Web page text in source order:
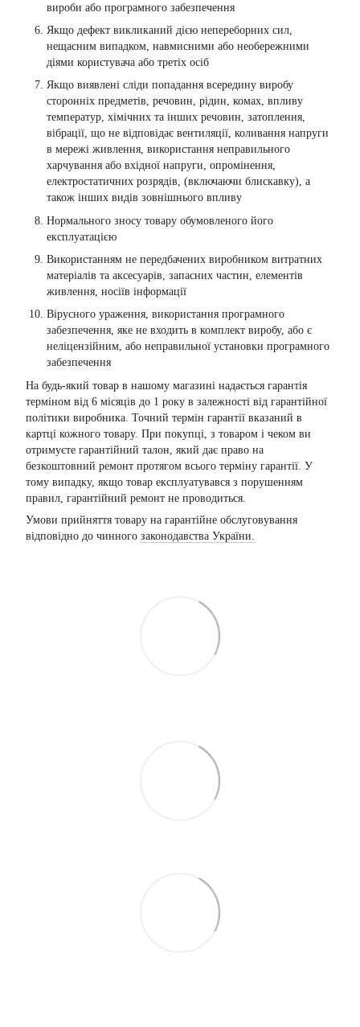
вироби або програмного забезпечення
Якщо дефект викликаний дією непереборних сил,
нещасним випадком, навмисними або необережними
діями користувача або третіх осіб
Якщо виявлені сліди попадання всередину виробу
сторонніх предметів, речовин, рідин, комах, впливу
температур, хімічних та інших речовин, затоплення,
вібрації, що не відповідає вентиляції, коливання напруги
в мережі живлення, використання неправильного
харчування або вхідної напруги, опромінення,
електростатичних розрядів, (включаючи блискавку), а
також інших видів зовнішнього впливу
Нормального зносу товару обумовленого його
експлуатацією
Використанням не передбачених виробником витратних
матеріалів та аксесуарів, запасних частин, елементів
живлення, носіїв інформації
Вірусного ураження, використання програмного
забезпечення, яке не входить в комплект виробу, або є
неліцензійним, або неправильної установки програмного
забезпечення
На будь-який товар в нашому магазині надається гарантія
терміном від 6 місяців до 1 року в залежності від гарантійної
політики виробника. Точний термін гарантії вказаний в
картці кожного товару. При покупці, з товаром і чеком ви
отримуєте гарантійний талон, який дає право на
безкоштовний ремонт протягом всього терміну гарантії. У
тому випадку, якщо товар експлуатувався з порушенням
правил, гарантійний ремонт не проводиться.
Умови прийняття товару на гарантійне обслуговування
відповідно до чинного законодавства України.